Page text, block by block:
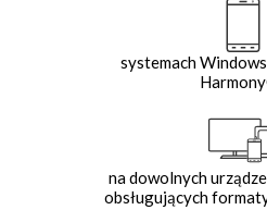
systemach
na dowolnych
obsługujących